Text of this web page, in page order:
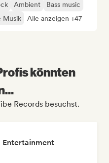
Ambient
Bass music
Musik Alle anzeigen +47
könnten
Records besuchst.
Entertainment